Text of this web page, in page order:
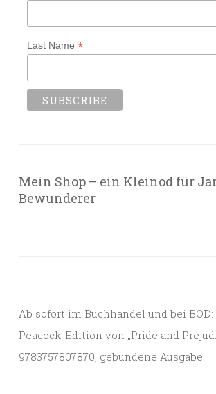
Last Name *
Mein Shop – ein Kleinod für
Bewunderer
Ab sofort im Buchhandel und bei
Peacock-Edition von „Pride and
9783757807870, gebundene Ausgabe.